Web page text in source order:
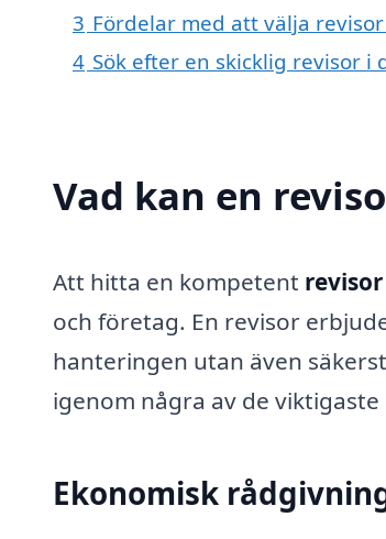
3 Fördelar med att välja
4 Sök efter en skicklig revisor
Vad kan en
Att hitta en kompetent
och företag. En revisor
hanteringen utan även
igenom några av de
Ekonomisk